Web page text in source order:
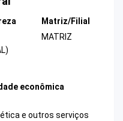
Matriz/Filial
MATRIZ
econômica
e outros serviços